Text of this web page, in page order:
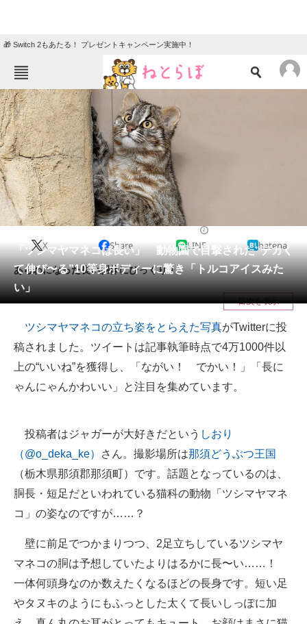
🎁 Switch 2もあたる！ プレゼントキャンペーン実施中！
ねとらぼメニュー
TOP ニュース
エンタメ クイズ
グルメ 地域
住まい 教育・育児
動物 リサーチ
会員記事
メディア
注目記事を集めた総合ページ
ITの今と未来を見通す
スマホと通信の最新トレンド
進化するPCとデバイスの未来
ビジネスと働き方のヒント
企業ITのトレンドを詳説
経営リーダーのコミュニティ
マーケ×ITの今がよく分かる
ITエンジニア向け専門サイト
「ツシマヤマネコは長い」 動物園で目撃された“デカく
て伸び〜る”10等身ボディーに驚き「トルコアイスみた
い」
X Share LINE hatena
あらわになった長い胴体にびっくり！
目次を表示
ツシマヤマネコの立ち姿をとらえた写真がTwitterに投
稿されました。ツイートは記事執筆時点で4万1000件以
上の“いいね”を獲得し、「ながい！ でかい！」「長に
ゃんにゃんかわいい」と注目を集めています。
投稿者はジャガーが大好きだという しおり
（@o_deka_ke）
さん。撮影場所は那須どうぶつ王国
（栃木県那須郡那須町）です。話題となっているのは、
胴長・短足だといわれている猫科の動物「ツシマヤマネ
コ」の姿なのですが……？
壁に前足でつかまりつつ、2足立ちしているツシマヤ
マネコの胴は予想していたよりはるかに長〜い……！
一体何頭身なのか数えたくなるほどの長身です。短い足
やタヌキのようにもふっとした太くて長いしっぽに加